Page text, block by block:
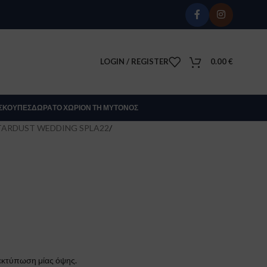
LOGIN / REGISTER 0.00€
ΚΟΎΠΕΣΔΏΡΑΤΟ ΧΩΡΊΟΝ ΤΗ ΜΎΤΟΝΟΣ
WEDDING SPLA22/
μίας όψης.